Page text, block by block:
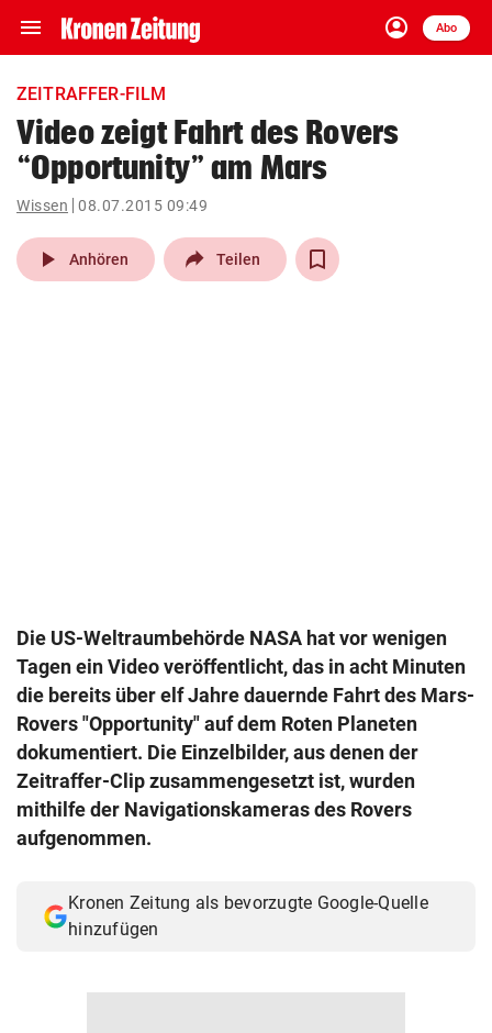
menu Navigation
ein-/ausklappen
account_circle
Anmelden
Abo
close Schließen
account_circle Anmelden
pin_drop
Wien arrow_right
ZEITRAFFER-FILM
Video zeigt Fahrt des Rovers
“Opportunity” am Mars
Wissen 08.07.2015 09:49
play_arrow Anhören Teilen
Die US-Weltraumbehörde NASA hat vor wenigen
Tagen ein Video veröffentlicht, das in acht Minuten
die bereits über elf Jahre dauernde Fahrt des Mars-
Rovers "Opportunity" auf dem Roten Planeten
dokumentiert. Die Einzelbilder, aus denen der
Zeitraffer-Clip zusammengesetzt ist, wurden
mithilfe der Navigationskameras des Rovers
aufgenommen.
Kronen Zeitung als bevorzugte Google-Quelle
hinzufügen